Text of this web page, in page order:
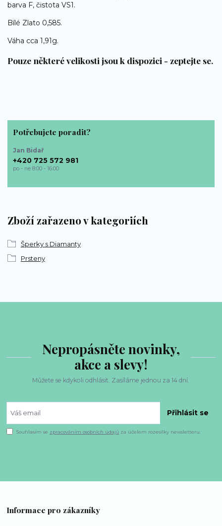
barva F, čistota VS1.
Bílé Zlato 0,585.
Váha cca 1,91g.
Pouze některé velikosti jsou k dispozici - zeptejte se.
Zboží zařazeno v kategoriích
Šperky s Diamanty
Prsteny
Potřebujete poradit?
Jan Bidař
+420 725 572 981
po - ne 8:00 - 16:00
Nepropásněte novinky,
akce a slevy!
Můžete se kdykoli odhlásit. Zasíláme jednou za 14 dní.
Přihlásit se
Souhlasím se zpracováním osobních údajů za účelem rozesílky newsletteru.
Informace pro zákazníky